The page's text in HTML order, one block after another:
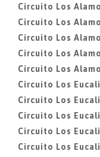
Circuito Los
Circuito Los
Circuito Los
Circuito Los
Circuito Los
Circuito Los
Circuito Los
Circuito Los
Circuito Los
Circuito Los